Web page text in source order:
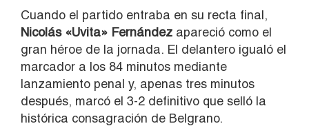
Cuando el partido entraba en su recta final,
Nicolás «Uvita» Fernández apareció como el
gran héroe de la jornada. El delantero igualó el
marcador a los 84 minutos mediante
lanzamiento penal y, apenas tres minutos
después, marcó el 3-2 definitivo que selló la
histórica consagración de Belgrano.